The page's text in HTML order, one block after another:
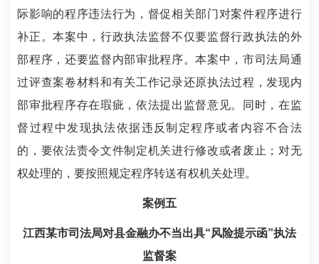
际影响的程序违法行为，督促相关部门对案件程序进行
补正。本案中，行政执法监督不仅要监督行政执法的外
部程序，还要监督内部审批程序。本案中，市司法局通
过评查案卷材料和有关工作记录还原执法过程，发现内
部审批程序存在瑕疵，依法提出监督意见。同时，在监
督过程中发现执法依据违反制定程序或者内容不合法
的，要依法责令文件制定机关进行修改或者废止；对无
权处理的，要按照规定程序转送有权机关处理。
案例五
江西某市司法局对县金融办不当出具“风险提示函”执法
监督案